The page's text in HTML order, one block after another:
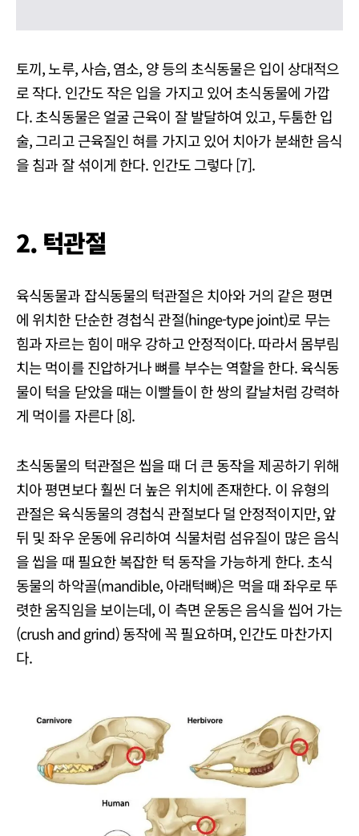
토끼, 노루, 사슴, 염소, 양 등의 초식동물은 입이 상대적으
로 작다. 인간도 작은 입을 가지고 있어 초식동물에 가깝
다. 초식동물은 얼굴 근육이 잘 발달하여 있고, 두툼한 입
술, 그리고 근육질인 혀를 가지고 있어 치아가 분쇄한 음식
을 침과 잘 섞이게 한다. 인간도 그렇다 [7].
2. 턱관절
육식동물과 잡식동물의 턱관절은 치아와 거의 같은 평면
에 위치한 단순한 경첩식 관절(hinge-type joint)로 무는
힘과 자르는 힘이 매우 강하고 안정적이다. 따라서 몸부림
치는 먹이를 진압하거나 뼈를 부수는 역할을 한다. 육식동
물이 턱을 닫았을 때는 이빨들이 한 쌍의 칼날처럼 강력하
게 먹이를 자른다 [8].
초식동물의 턱관절은 씹을 때 더 큰 동작을 제공하기 위해
치아 평면보다 훨씬 더 높은 위치에 존재한다. 이 유형의
관절은 육식동물의 경첩식 관절보다 덜 안정적이지만, 앞
뒤 및 좌우 운동에 유리하여 식물처럼 섬유질이 많은 음식
을 씹을 때 필요한 복잡한 턱 동작을 가능하게 한다. 초식
동물의 하악골(mandible, 아래턱뼈)은 먹을 때 좌우로 뚜
렷한 움직임을 보이는데, 이 측면 운동은 음식을 씹어 가는
(crush and grind) 동작에 꼭 필요하며, 인간도 마찬가지
다.